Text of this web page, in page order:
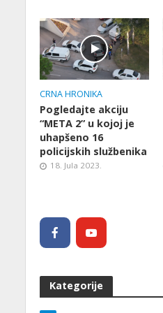
CRNA HRONIKA
Pogledajte akciju
“META 2” u kojoj je
uhapšeno 16
policijskih službenika
18. Jula 2023.
Kategorije